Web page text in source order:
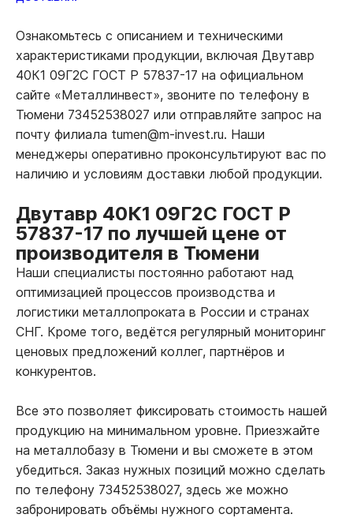
Ознакомьтесь с описанием и техническими
характеристиками продукции, включая Двутавр
40К1 09Г2С ГОСТ Р 57837-17 на официальном
сайте «Металлинвест», звоните по телефону в
Тюмени 73452538027 или отправляйте запрос на
почту филиала tumen@m-invest.ru. Наши
менеджеры оперативно проконсультируют вас по
наличию и условиям доставки любой продукции.
Двутавр 40К1 09Г2С ГОСТ Р
57837-17 по лучшей цене от
производителя в Тюмени
Наши специалисты постоянно работают над
оптимизацией процессов производства и
логистики металлопроката в России и странах
СНГ. Кроме того, ведётся регулярный мониторинг
ценовых предложений коллег, партнёров и
конкурентов.
Все это позволяет фиксировать стоимость нашей
продукцию на минимальном уровне. Приезжайте
на металлобазу в Тюмени и вы сможете в этом
убедиться. Заказ нужных позиций можно сделать
по телефону 73452538027, здесь же можно
забронировать объёмы нужного сортамента.